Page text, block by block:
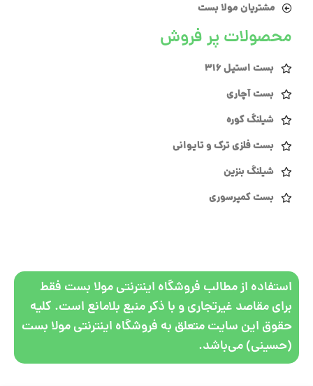
مشتریان مولا بست
محصولات پر فروش
بست استیل 316
بست آچاری
شیلنگ کوره
بست فلزی ترک و تایوانی
شیلنگ بنزین
بست کمپرسوری
استفاده از مطالب فروشگاه اینترنتی مولا بست فقط
برای مقاصد غیرتجاری و با ذکر منبع بلامانع است. کلیه
حقوق این سایت متعلق به فروشگاه اینترنتی مولا بست
(حسینی) می‌باشد.